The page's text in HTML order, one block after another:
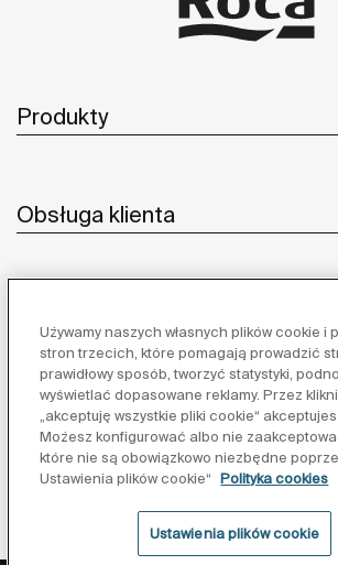
Produkty
Obsługa klienta
Inspiracja
Obserwuj nas:
Używamy naszych własnych plików cookie i
stron trzecich, które pomagają prowadzić
prawidłowy sposób, tworzyć statystyki,
wyświetlać dopasowane reklamy. Przez
„akceptuję wszystkie pliki cookie“
Możesz konfigurować albo nie
które nie są obowiązkowo niezbędne
Ustawienia plików cookie“
Polityka cookies
Ustawienia plików cookie